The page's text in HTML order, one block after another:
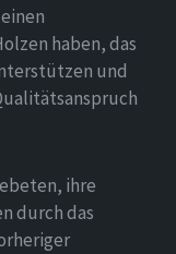
haben, das
und
ihre
durch das